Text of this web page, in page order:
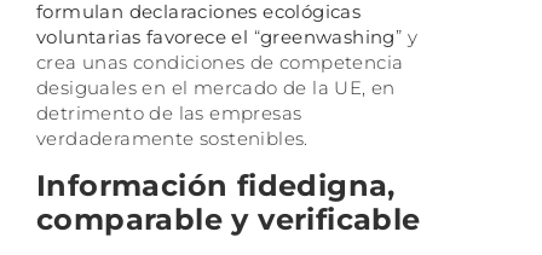
formulan declaraciones ecológicas
voluntarias favorece el “greenwashing” y
crea unas condiciones de competencia
desiguales en el mercado de la UE, en
detrimento de las empresas
verdaderamente sostenibles.
Información fidedigna,
comparable y verificable